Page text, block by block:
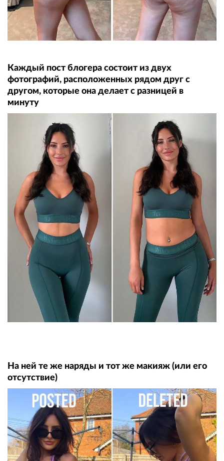
Каждый пост блогера состоит из двух
фотографий, расположенных рядом друг с
другом, которые она делает с разницей в
минуту
На ней те же наряды и тот же макияж (или его
отсутствие)